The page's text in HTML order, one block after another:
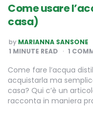
Come usare
casa)
POSTED
BY
by MARIANNA SANSONE
1 MINUTE READ 1
Come fare l’acqua
acquistarla ma
casa? Qui c’è un
racconta in maniera